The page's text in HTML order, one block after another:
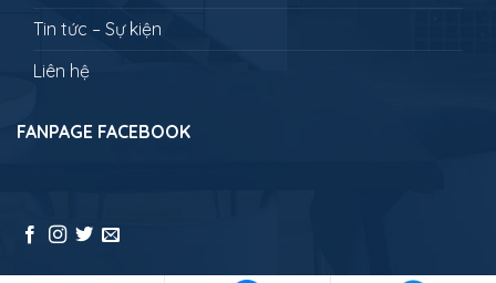
Tin tức – Sự kiện
Liên hệ
FANPAGE FACEBOOK